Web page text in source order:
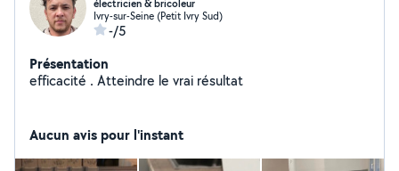
électricien & bricoleur
Ivry-sur-Seine (Petit Ivry Sud)
-/5
Présentation
efficacité . Atteindre le vrai résultat
Aucun avis pour l'instant